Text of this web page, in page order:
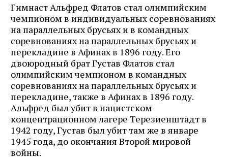
Гимнаст Альфред Флатов стал олимпийским
чемпионом в индивидуальных соревнованиях
на параллельных брусьях и в командных
соревнованиях на параллельных брусьях и
перекладине в Афинах в 1896 году. Его
двоюродный брат Густав Флатов стал
олимпийским чемпионом в командных
соревнованиях на параллельных брусьях и
перекладине, также в Афинах в 1896 году.
Альфред был убит в нацистском
концентрационном лагере Терезиенштадт в
1942 году, Густав был убит там же в январе
1945 года, до окончания Второй мировой
войны.